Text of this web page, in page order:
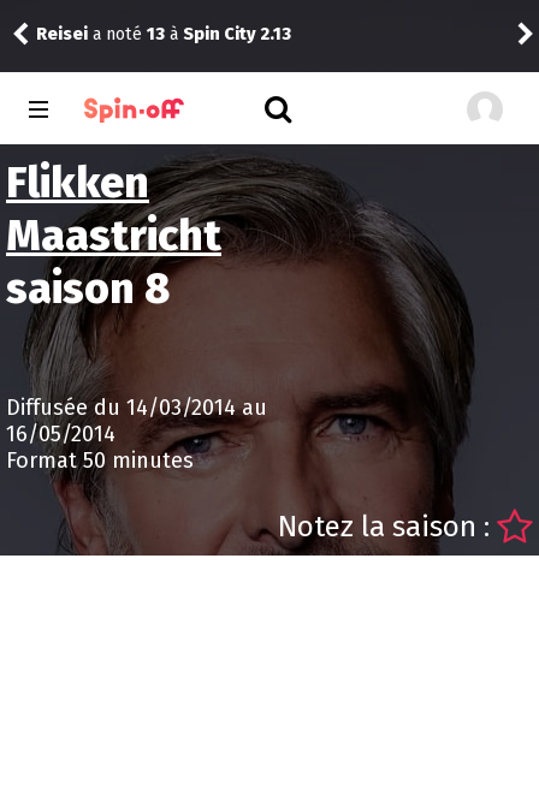
Reisei a noté 13 à Spin City 2.13
Flikken
Maastricht
saison 8
Diffusée du 14/03/2014 au
16/05/2014
Format 50 minutes
Notez la saison :